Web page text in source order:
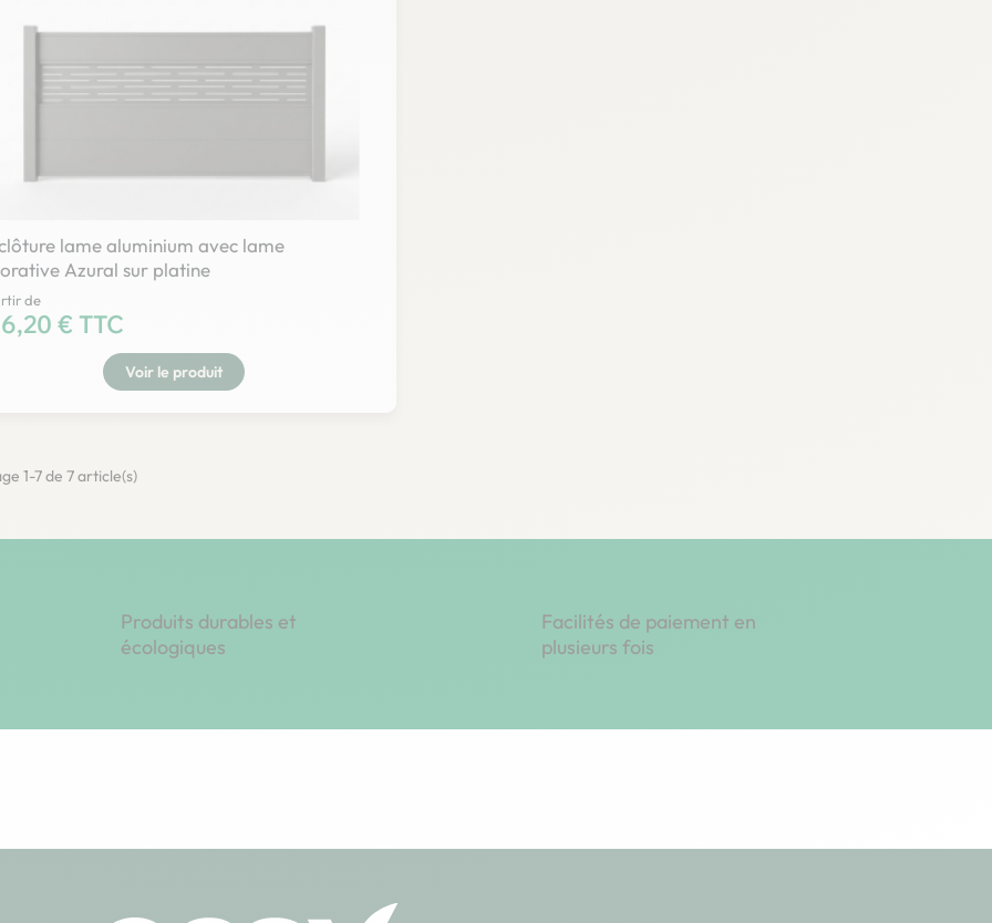
lame aluminium avec lame
Azural sur platine
de
€ TTC
Voir le produit
1-7 de 7 article(s)
Produits durables et
écologiques
Facilités de paiement en
plusieurs fois